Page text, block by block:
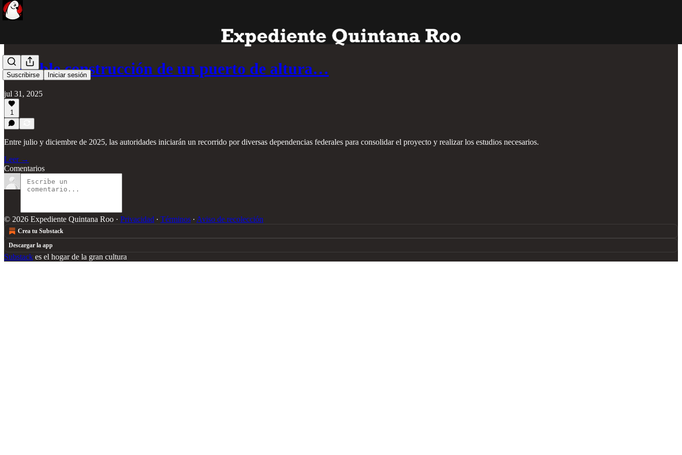
Suscribirse Iniciar sesión
Factible construcción de un puerto de altura…
jul 31, 2025
1
Entre julio y diciembre de 2025, las autoridades iniciarán un recorrido por diversas dependencias federales para consolidar el proyecto y realizar los estudios necesarios.
Leer →
Comentarios
© 2026 Expediente Quintana Roo · Privacidad ∙ Términos ∙ Aviso de recolección
Crea tu Substack
Descargar la app
Substack es el hogar de la gran cultura